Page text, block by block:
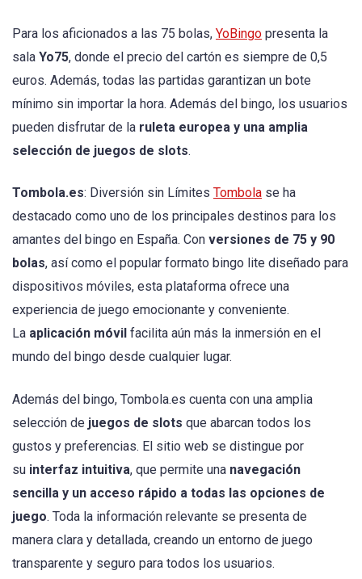
Para los aficionados a las 75 bolas, YoBingo presenta la
sala Yo75, donde el precio del cartón es siempre de 0,5
euros. Además, todas las partidas garantizan un bote
mínimo sin importar la hora. Además del bingo, los usuarios
pueden disfrutar de la ruleta europea y una amplia
selección de juegos de slots.
Tombola.es: Diversión sin Límites Tombola se ha
destacado como uno de los principales destinos para los
amantes del bingo en España. Con versiones de 75 y 90
bolas, así como el popular formato bingo lite diseñado para
dispositivos móviles, esta plataforma ofrece una
experiencia de juego emocionante y conveniente.
La aplicación móvil facilita aún más la inmersión en el
mundo del bingo desde cualquier lugar.
Además del bingo, Tombola.es cuenta con una amplia
selección de juegos de slots que abarcan todos los
gustos y preferencias. El sitio web se distingue por
su interfaz intuitiva, que permite una navegación
sencilla y un acceso rápido a todas las opciones de
juego. Toda la información relevante se presenta de
manera clara y detallada, creando un entorno de juego
transparente y seguro para todos los usuarios.